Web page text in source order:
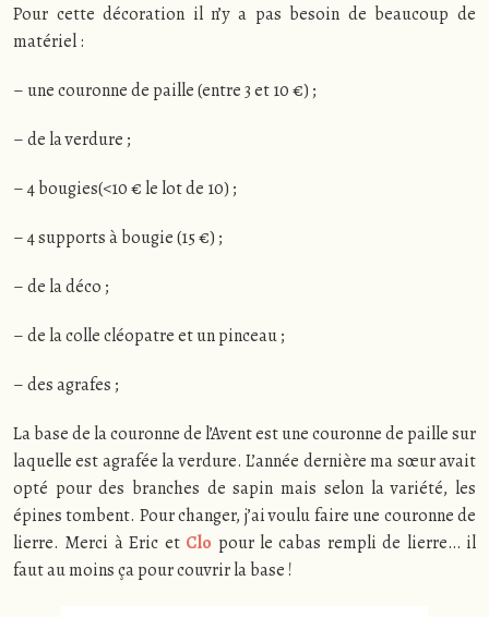
Pour cette décoration il n’y a pas besoin de beaucoup de
matériel :
– une couronne de paille (entre 3 et 10 €) ;
– de la verdure ;
– 4 bougies(<10 € le lot de 10) ;
– 4 supports à bougie (15 €) ;
– de la déco ;
– de la colle cléopatre et un pinceau ;
– des agrafes ;
La base de la couronne de l’Avent est une couronne de paille sur
laquelle est agrafée la verdure. L’année dernière ma sœur avait
opté pour des branches de sapin mais selon la variété, les
épines tombent. Pour changer, j’ai voulu faire une couronne de
lierre. Merci à Eric et Clo pour le cabas rempli de lierre… il
faut au moins ça pour couvrir la base !